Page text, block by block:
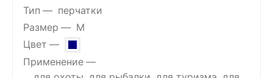
Тип
перчатки
Размер
M
Цвет
Применение